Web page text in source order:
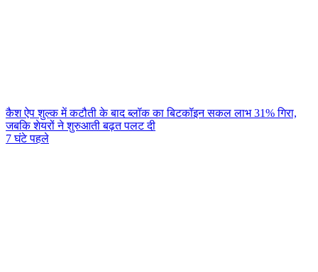
कैश ऐप शुल्क में कटौती के बाद ब्लॉक का बिटकॉइन सकल लाभ 31% गिरा,
जबकि शेयरों ने शुरुआती बढ़त पलट दी
7 घंटे पहले